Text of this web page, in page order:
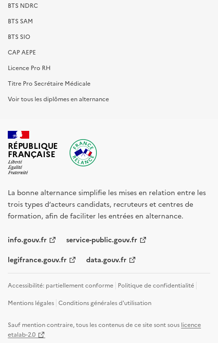
BTS NDRC
BTS SAM
BTS SIO
CAP AEPE
Licence Pro RH
Titre Pro Secrétaire Médicale
Voir tous les diplômes en alternance
RÉPUBLIQUE
FRANÇAISE
La bonne alternance simplifie les mises en relation entre les
trois types d’acteurs candidats, recruteurs et centres de
formation, afin de faciliter les entrées en alternance.
info.gouv.fr service-public.gouv.fr
legifrance.gouv.fr data.gouv.fr
Accessibilité: partiellement conforme Politique de confidentialité
Mentions légales Conditions générales d'utilisation
Sauf mention contraire, tous les contenus de ce site sont sous licence
etalab-2.0